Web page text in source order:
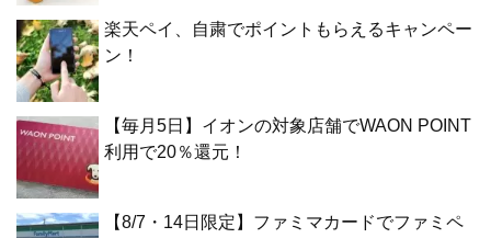
楽天ペイ、自粛でポイントもらえるキャンペー
ン！
【毎月5日】イオンの対象店舗でWAON POINT
利用で20％還元！
【8/7・14日限定】ファミマカードでファミペ